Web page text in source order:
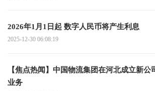
2026年1月1日起 数字人民币将产生利息
2025-12-30 06:08:19
【焦点热闻】中国物流集团在河北成立新公
业务